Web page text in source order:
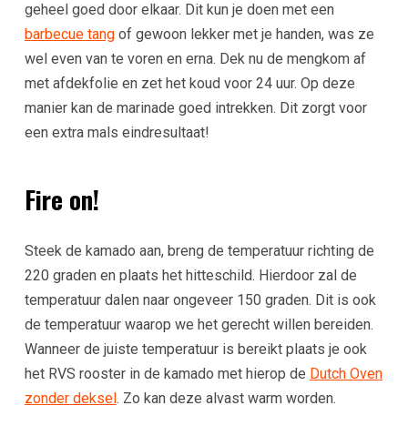
geheel goed door elkaar. Dit kun je doen met een
barbecue tangof gewoon lekker met je handen, was ze
wel even van te voren en erna. Dek nu de mengkom af
met afdekfolie en zet het koud voor 24 uur. Op deze
manier kan de marinade goed intrekken. Dit zorgt voor
een extra mals eindresultaat!
Fire on!
Steek de kamado aan, breng de temperatuur richting de
220 graden en plaats het hitteschild. Hierdoor zal de
temperatuur dalen naar ongeveer 150 graden. Dit is ook
de temperatuur waarop we het gerecht willen bereiden.
Wanneer de juiste temperatuur is bereikt plaats je ook
het RVS rooster in de kamado met hierop de Dutch Oven
zonder deksel. Zo kan deze alvast warm worden.